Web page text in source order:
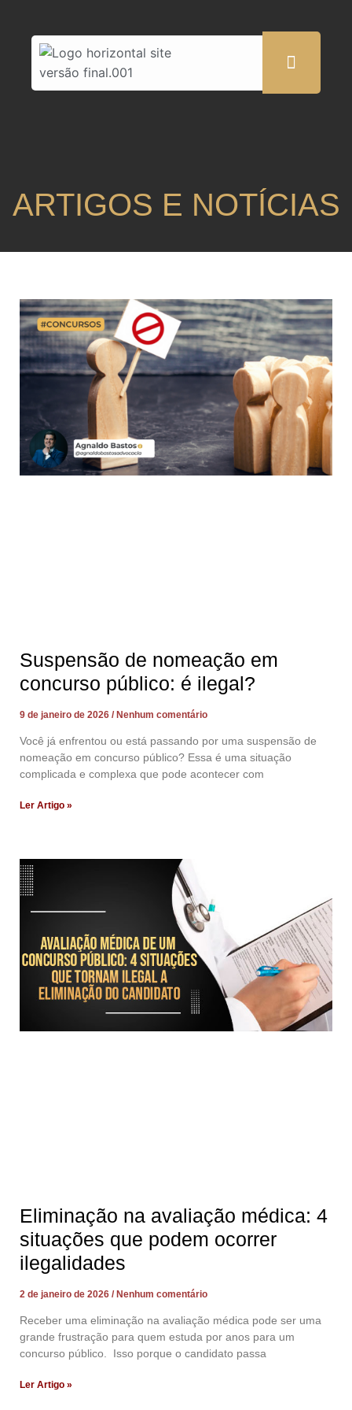
ARTIGOS E NOTÍCIAS
Suspensão de nomeação em
concurso público: é ilegal?
9 de janeiro de 2026 Nenhum comentário
Você já enfrentou ou está passando por uma suspensão de
nomeação em concurso público? Essa é uma situação
complicada e complexa que pode acontecer com
Ler Artigo »
Eliminação na avaliação médica: 4
situações que podem ocorrer
ilegalidades
2 de janeiro de 2026 Nenhum comentário
Receber uma eliminação na avaliação médica pode ser uma
grande frustração para quem estuda por anos para um
concurso público. Isso porque o candidato passa
Ler Artigo »